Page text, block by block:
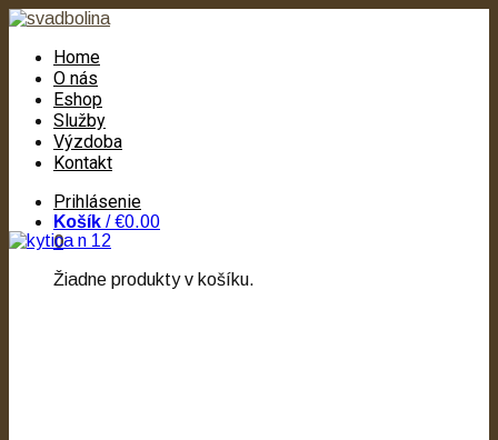
Home
O nás
Eshop
Služby
Výzdoba
Kontakt
Prihlásenie
Košík /€0.00
0
Žiadne produkty v košíku.